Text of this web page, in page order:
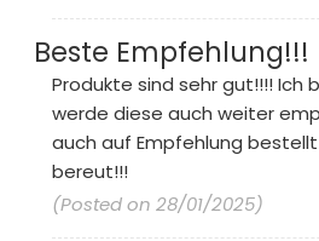
Beste Empfehlung!!!
Produkte sind sehr gut!!!! Ich
werde diese auch weiter
auch auf Empfehlung
bereut!!!
(Posted on 28/01/2025)